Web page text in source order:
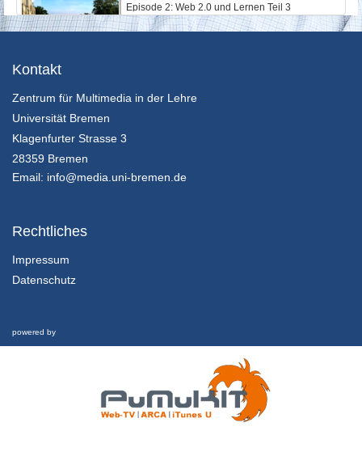
Episode 2: Web 2.0 und Lernen Teil 3
21/06/2018
21/06/2018
Episode 3: Effektiv lernen
Kontakt
Zentrum für Multimedia in der Lehre
Universität Bremen
Klagenfurter Strasse 3
28359 Bremen
Email: info@media.uni-bremen.de
Rechtliches
Impressum
Datenschutz
powered by